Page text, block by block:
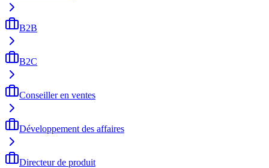
B2B
B2C
Conseiller en ventes
Développement des affaires
Directeur de produit